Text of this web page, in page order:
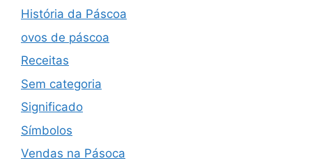
História da Páscoa
ovos de páscoa
Receitas
Sem categoria
Significado
Símbolos
Vendas na Pásoca